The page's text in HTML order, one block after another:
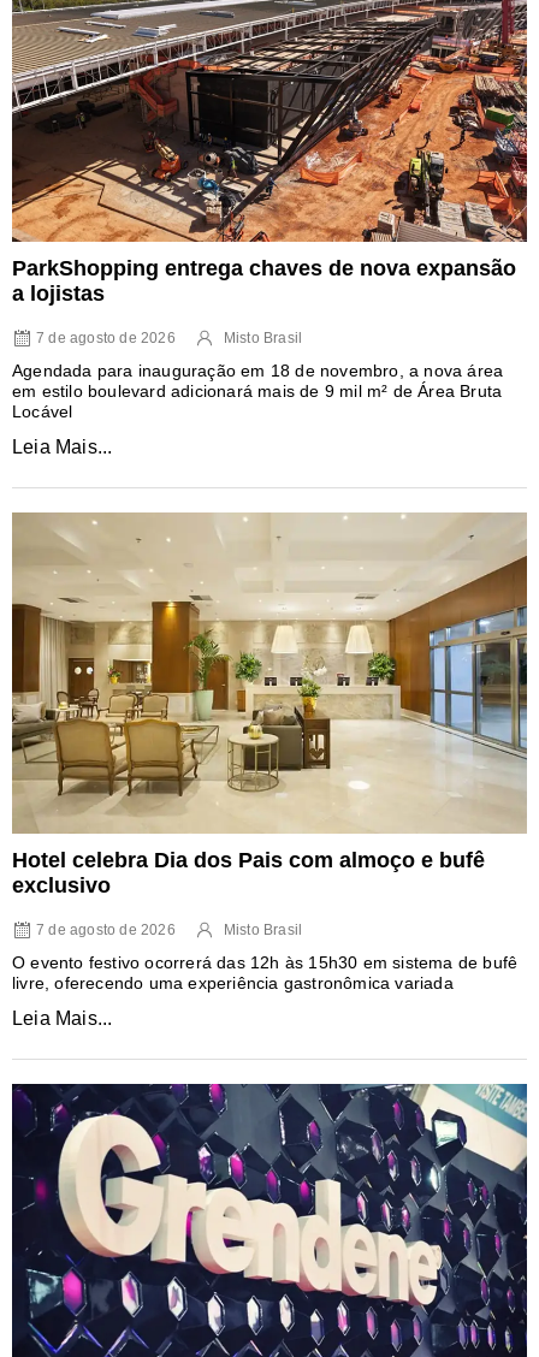
ParkShopping entrega chaves de nova expansão
a lojistas
7 de agosto de 2026 Misto Brasil
Agendada para inauguração em 18 de novembro, a nova área
em estilo boulevard adicionará mais de 9 mil m² de Área Bruta
Locável
Leia Mais...
Hotel celebra Dia dos Pais com almoço e bufê
exclusivo
7 de agosto de 2026 Misto Brasil
O evento festivo ocorrerá das 12h às 15h30 em sistema de bufê
livre, oferecendo uma experiência gastronômica variada
Leia Mais...